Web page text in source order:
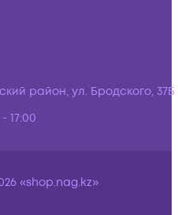
район, ул. Бродского, 37Б
17:00
«shop.nag.kz»